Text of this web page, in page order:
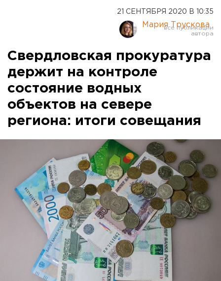
21 СЕНТЯБРЯ 2020 В 10:35
Мария Трускова
Свердловская прокуратура
держит на контроле
состояние водных
объектов на севере
региона: итоги совещания